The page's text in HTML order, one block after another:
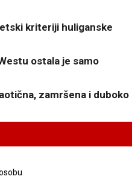
kriteriji huliganske
ostala je samo
zamršena i duboko